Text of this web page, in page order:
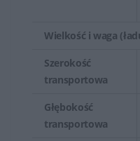
Wielkość i waga
Szerokość
transportowa
Głębokość
transportowa